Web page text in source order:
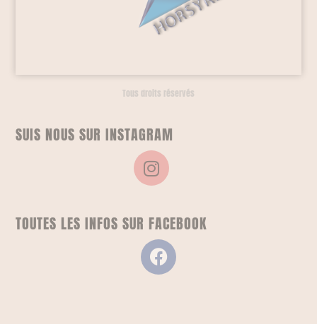
Tous droits réservés
SUIS NOUS SUR INSTAGRAM
TOUTES LES INFOS SUR FACEBOOK